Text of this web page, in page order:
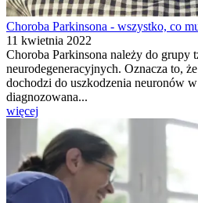
Choroba Parkinsona - wszystko, co
11 kwietnia 2022
Choroba Parkinsona należy do grupy
neurodegeneracyjnych. Oznacza to,
dochodzi do uszkodzenia neuronów
diagnozowana...
więcej